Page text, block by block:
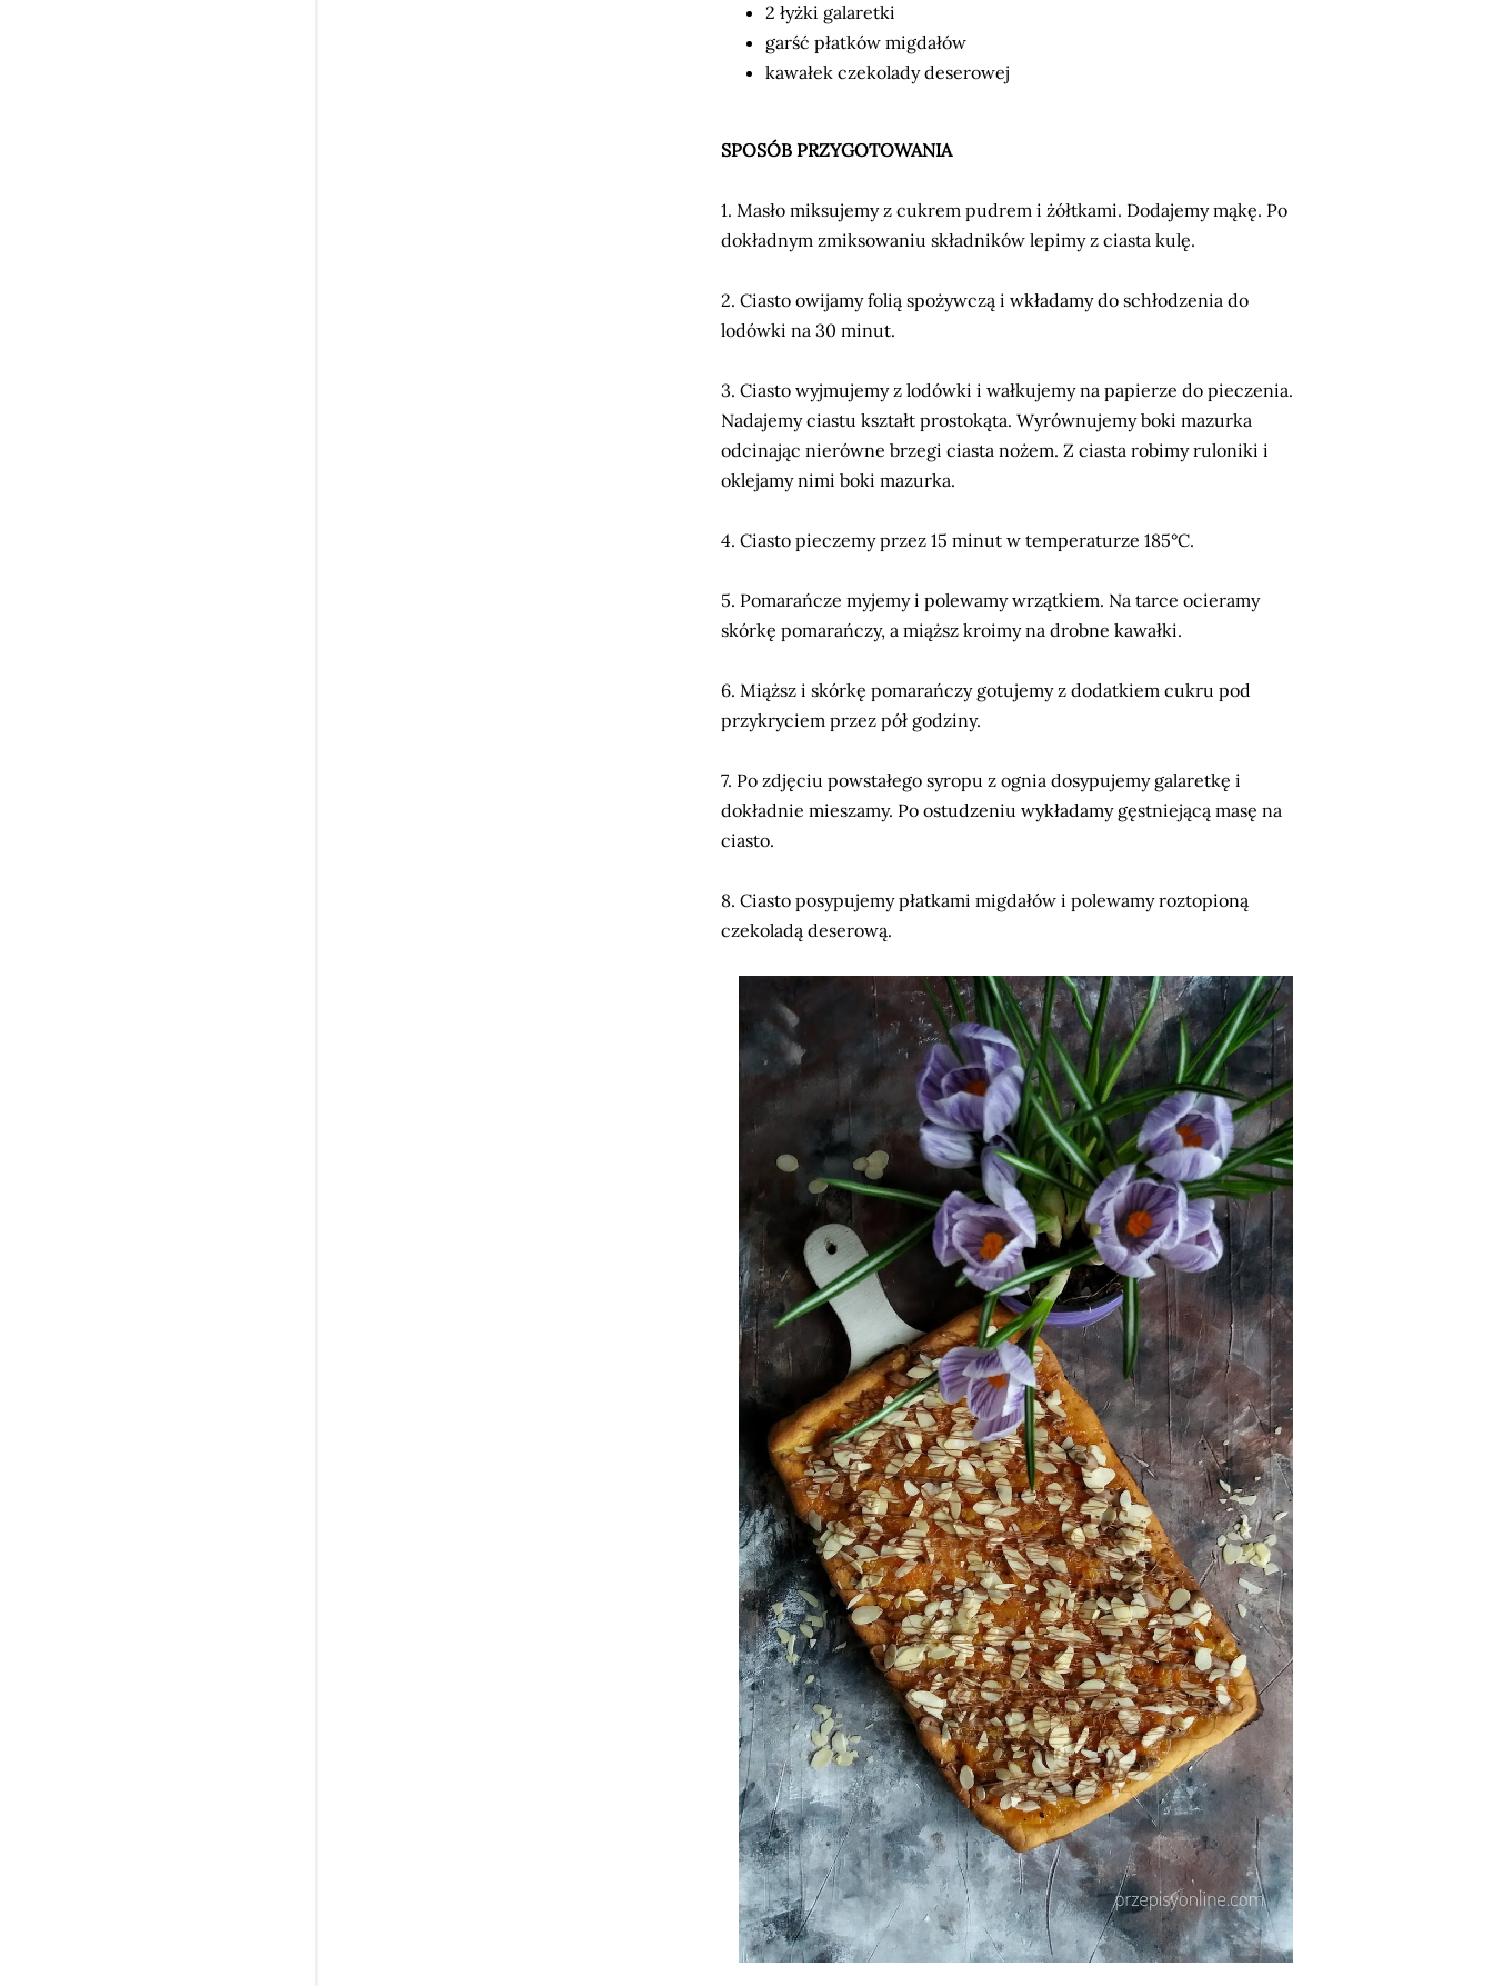
2 łyżki galaretki
garść płatków migdałów
kawałek czekolady deserowej
SPOSÓB PRZYGOTOWANIA
1. Masło miksujemy z cukrem pudrem i żółtkami. Dodajemy mąkę. Po
dokładnym zmiksowaniu składników lepimy z ciasta kulę.
2. Ciasto owijamy folią spożywczą i wkładamy do schłodzenia do
lodówki na 30 minut.
3. Ciasto wyjmujemy z lodówki i wałkujemy na papierze do pieczenia.
Nadajemy ciastu kształt prostokąta. Wyrównujemy boki mazurka
odcinając nierówne brzegi ciasta nożem. Z ciasta robimy ruloniki i
oklejamy nimi boki mazurka.
4. Ciasto pieczemy przez 15 minut w temperaturze 185°C.
5. Pomarańcze myjemy i polewamy wrzątkiem. Na tarce ocieramy
skórkę pomarańczy, a miąższ kroimy na drobne kawałki.
6. Miąższ i skórkę pomarańczy gotujemy z dodatkiem cukru pod
przykryciem przez pół godziny.
7. Po zdjęciu powstałego syropu z ognia dosypujemy galaretkę i
dokładnie mieszamy. Po ostudzeniu wykładamy gęstniejącą masę na
ciasto.
8. Ciasto posypujemy płatkami migdałów i polewamy roztopioną
czekoladą deserową.